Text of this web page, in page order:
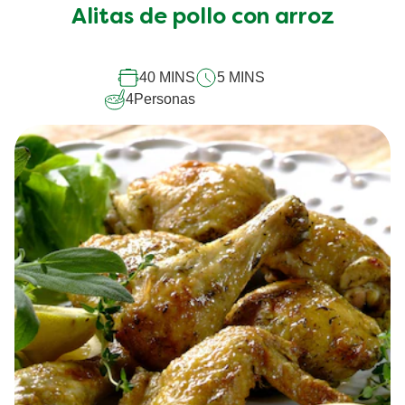
enviado
este
recipe
Alitas de pollo con arroz
40 MINS
5 MINS
4Personas